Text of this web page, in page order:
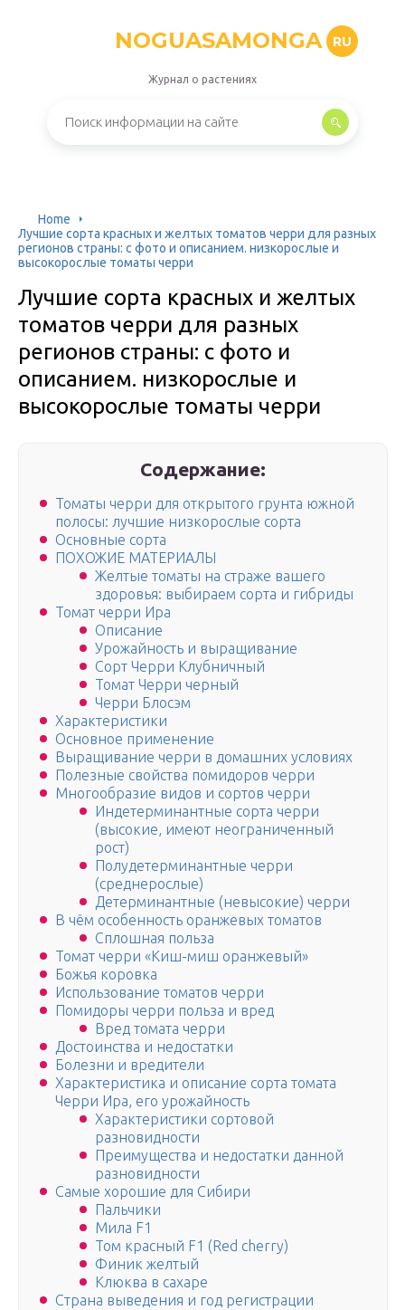
NOGUASAMONGA RU
Журнал о растениях
Home
Лучшие сорта красных и желтых томатов черри для разных
регионов страны: с фото и описанием. низкорослые и
высокорослые томаты черри
Лучшие сорта красных и желтых
томатов черри для разных
регионов страны: с фото и
описанием. низкорослые и
высокорослые томаты черри
Содержание:
Томаты черри для открытого грунта южной
полосы: лучшие низкорослые сорта
Основные сорта
ПОХОЖИЕ МАТЕРИАЛЫ
Желтые томаты на страже вашего
здоровья: выбираем сорта и гибриды
Томат черри Ира
Описание
Урожайность и выращивание
Сорт Черри Клубничный
Томат Черри черный
Черри Блосэм
Характеристики
Основное применение
Выращивание черри в домашних условиях
Полезные свойства помидоров черри
Многообразие видов и сортов черри
Индетерминантные сорта черри
(высокие, имеют неограниченный
рост)
Полудетерминантные черри
(среднерослые)
Детерминантные (невысокие) черри
В чём особенность оранжевых томатов
Сплошная польза
Томат черри «Киш-миш оранжевый»
Божья коровка
Использование томатов черри
Помидоры черри польза и вред
Вред томата черри
Достоинства и недостатки
Болезни и вредители
Характеристика и описание сорта томата
Черри Ира, его урожайность
Характеристики сортовой
разновидности
Преимущества и недостатки данной
разновидности
Самые хорошие для Сибири
Пальчики
Мила F1
Том красный F1 (Red cherry)
Финик желтый
Клюква в сахаре
Страна выведения и год регистрации